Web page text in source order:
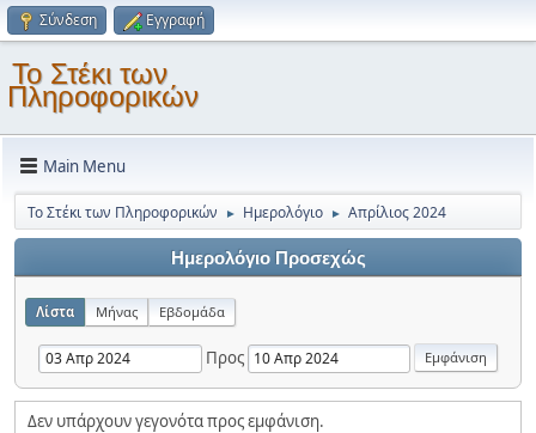
Σύνδεση Εγγραφή
Το Στέκι των
Πληροφορικών
Main Menu
Το Στέκι των Πληροφορικών ► Ημερολόγιο ► Απρίλιος 2024
Ημερολόγιο Προσεχώς
Λίστα Μήνας Εβδομάδα
Προς
Δεν υπάρχουν γεγονότα προς εμφάνιση.